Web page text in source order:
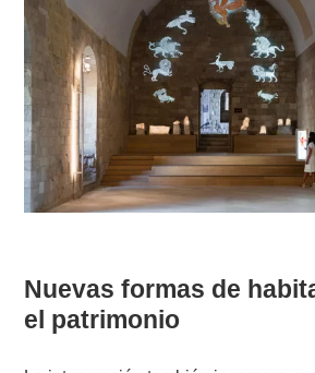
Nuevas formas de
el patrimonio